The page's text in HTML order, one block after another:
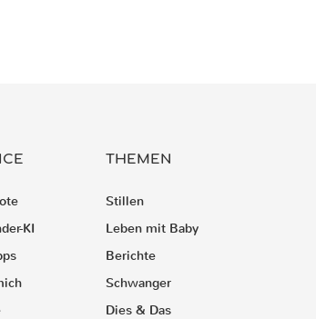
KI
THEMEN
Stillen
Leben mit Baby
Berichte
Schwanger
Dies & Das